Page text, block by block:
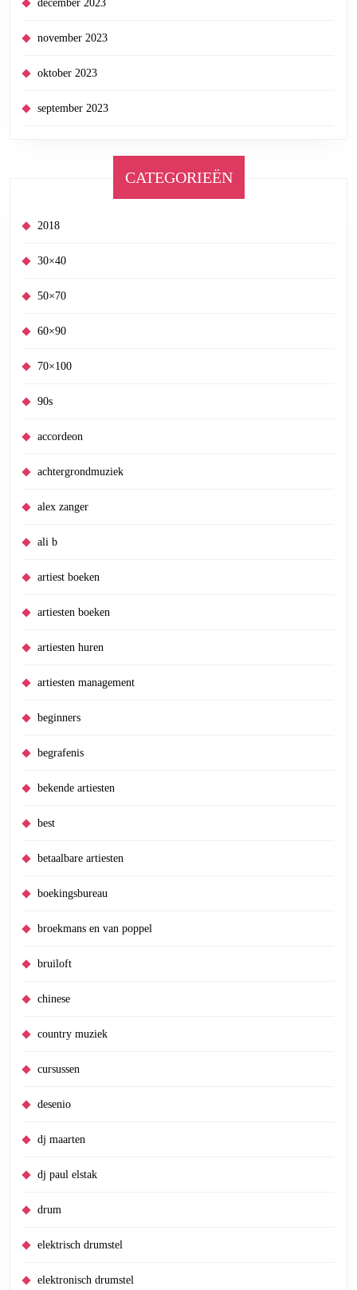
december 2023
november 2023
oktober 2023
september 2023
CATEGORIEËN
2018
30×40
50×70
60×90
70×100
90s
accordeon
achtergrondmuziek
alex zanger
ali b
artiest boeken
artiesten boeken
artiesten huren
artiesten management
beginners
begrafenis
bekende artiesten
best
betaalbare artiesten
boekingsbureau
broekmans en van poppel
bruiloft
chinese
country muziek
cursussen
desenio
dj maarten
dj paul elstak
drum
elektrisch drumstel
elektronisch drumstel